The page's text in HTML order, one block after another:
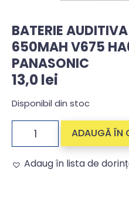
BATERIE
650MAH V675
PANASONIC
13,0lei
Disponibil din stoc
ADAUGĂ ÎN
Adaug în lista de